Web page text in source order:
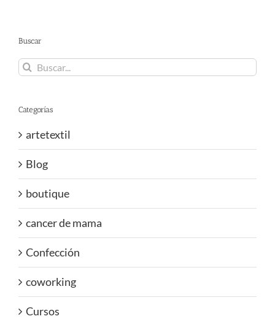
Buscar
Buscar:
Categorías
artetextil
Blog
boutique
cancer de mama
Confección
coworking
Cursos